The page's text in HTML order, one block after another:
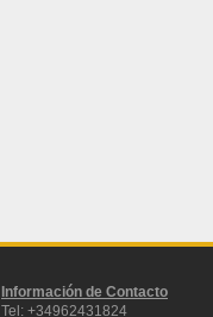
Información de Contacto
Tel: +34962431824